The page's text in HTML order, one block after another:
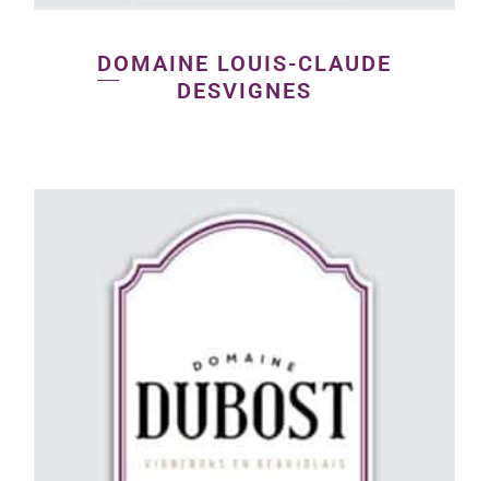
DOMAINE LOUIS-CLAUDE
DESVIGNES